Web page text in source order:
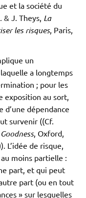
et la société du
& J. Theys, La
les risques, Paris,
un
a longtemps
; pour les
exposition au sort,
d’une dépendance
survenir ((Cf.
, Oxford,
L’idée de risque,
moins partielle :
part, et qui peut
part (ou en tout
» sur lesquelles